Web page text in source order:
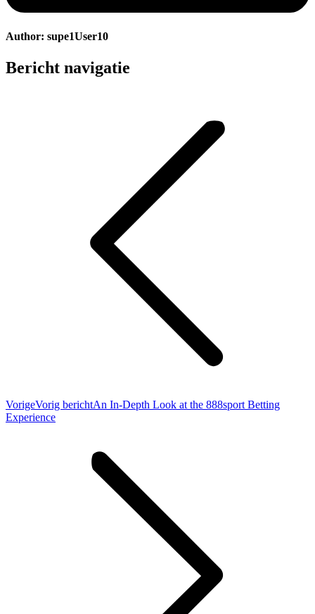
Author: supe1User10
Bericht navigatie
VorigeVorig berichtAn In-Depth Look at the 888sport Betting
Experience